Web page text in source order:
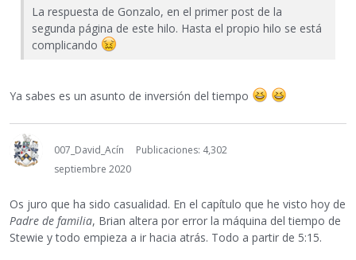
La respuesta de Gonzalo, en el primer post de la
segunda página de este hilo. Hasta el propio hilo se está
complicando
Ya sabes es un asunto de inversión del tiempo
007_David_Acín
Publicaciones: 4,302
septiembre 2020
Os juro que ha sido casualidad. En el capítulo que he visto hoy de
Padre de familia, Brian altera por error la máquina del tiempo de
Stewie y todo empieza a ir hacia atrás. Todo a partir de 5:15.